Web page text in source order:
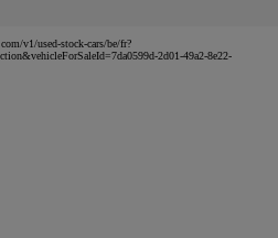
v1/used-stock-cars/be/fr?
2d01-49a2-8e22-